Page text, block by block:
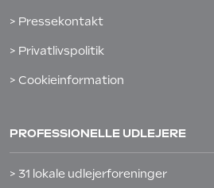
> Pressekontakt
> Privatlivspolitik
> Cookieinformation
PROFESSIONELLE UDLEJERE
> 31 lokale udlejerforeninger